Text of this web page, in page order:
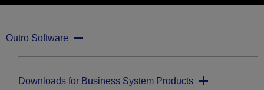
Outro Software
Downloads for Business System Products